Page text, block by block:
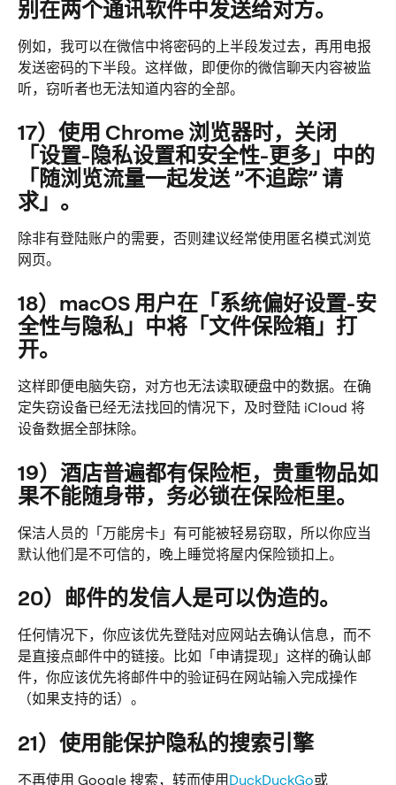
别在两个通讯软件中发送给对方。
例如，我可以在微信中将密码的上半段发过去，再用电报
发送密码的下半段。这样做，即便你的微信聊天内容被监
听，窃听者也无法知道内容的全部。
17）使用 Chrome 浏览器时，关闭
「设置-隐私设置和安全性-更多」中的
「随浏览流量一起发送 ”不追踪” 请
求」。
除非有登陆账户的需要，否则建议经常使用匿名模式浏览
网页。
18）macOS 用户在「系统偏好设置-安
全性与隐私」中将「文件保险箱」打
开。
这样即便电脑失窃，对方也无法读取硬盘中的数据。在确
定失窃设备已经无法找回的情况下，及时登陆 iCloud 将
设备数据全部抹除。
19）酒店普遍都有保险柜，贵重物品如
果不能随身带，务必锁在保险柜里。
保洁人员的「万能房卡」有可能被轻易窃取，所以你应当
默认他们是不可信的，晚上睡觉将屋内保险锁扣上。
20）邮件的发信人是可以伪造的。
任何情况下，你应该优先登陆对应网站去确认信息，而不
是直接点邮件中的链接。比如「申请提现」这样的确认邮
件，你应该优先将邮件中的验证码在网站输入完成操作
（如果支持的话）。
21）使用能保护隐私的搜索引擎
不再使用 Google 搜索，转而使用 DuckDuckGo或